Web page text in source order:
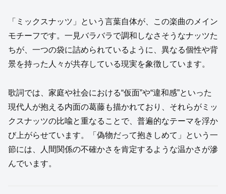
「ミックスナッツ」という言葉自体が、この楽曲のメイン
モチーフです。一見バラバラで調和しなさそうなナッツた
ちが、一つの袋に詰められているように、異なる個性や背
景を持った人々が共存している現実を象徴しています。
歌詞では、家庭や社会における“仮面”や“違和感”といった
現代人が抱える内面の葛藤も描かれており、それらがミッ
クスナッツの比喩と重なることで、普遍的なテーマを浮か
び上がらせています。「偽物だって抱きしめて」という一
節には、人間関係の不確かさを肯定するような温かさが滲
んでいます。